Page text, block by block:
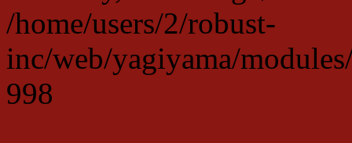
/home/users/2/robust-
inc/web/yagiyama/
998